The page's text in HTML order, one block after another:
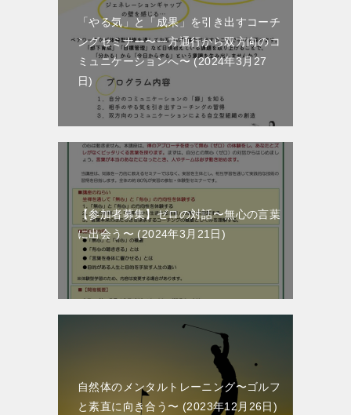
「やる気」と「成果」を引き出すコーチ
ングセミナー〜一方通行から双方向のコ
ミュニケーションへ〜
2024年3月27
日
【参加者募集】ゼロの対話〜無心の言葉
に出会う〜
2024年3月21日
自然体のメンタルトレーニング〜ゴルフ
と素直に向き合う〜
2023年12月26日